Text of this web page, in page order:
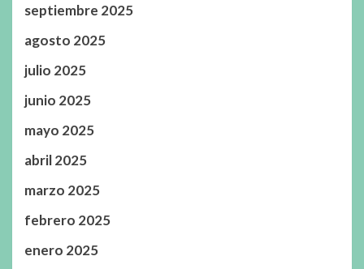
septiembre 2025
agosto 2025
julio 2025
junio 2025
mayo 2025
abril 2025
marzo 2025
febrero 2025
enero 2025